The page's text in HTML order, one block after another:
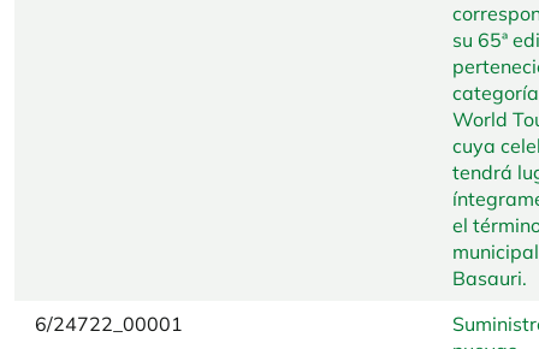
su 65ª
World
cuya
tendrá
el
Basauri.
6/24722_00001